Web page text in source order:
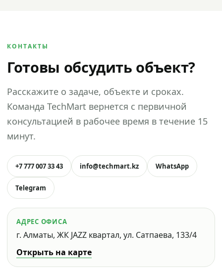
КОНТАКТЫ
Готовы обсудить объект?
Расскажите о задаче, объекте и сроках.
Команда TechMart вернется с первичной
консультацией в рабочее время в течение 15
минут.
+7 777 007 33 43 info@techmart.kz WhatsApp
Telegram
АДРЕС ОФИСА
г. Алматы, ЖК JAZZ квартал, ул. Сатпаева, 133/4
Открыть на карте